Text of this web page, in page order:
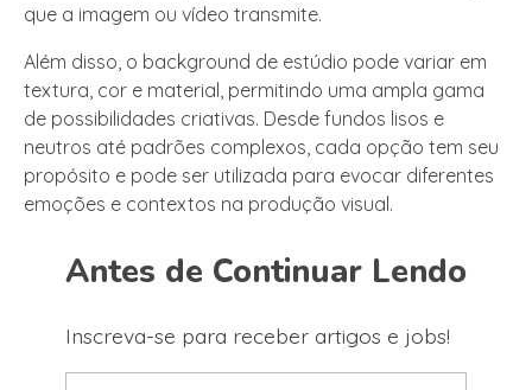
que a imagem ou vídeo transmite.
Além disso, o background de estúdio pode variar em
textura, cor e material, permitindo uma ampla gama
de possibilidades criativas. Desde fundos lisos e
neutros até padrões complexos, cada opção tem seu
propósito e pode ser utilizada para evocar diferentes
emoções e contextos na produção visual.
Antes de Continuar Lendo
Inscreva-se para receber artigos e jobs!